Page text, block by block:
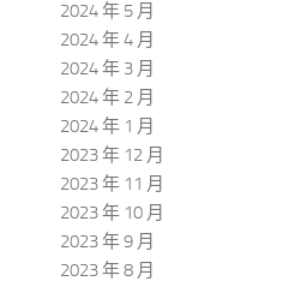
2024 年 5 月
2024 年 4 月
2024 年 3 月
2024 年 2 月
2024 年 1 月
2023 年 12 月
2023 年 11 月
2023 年 10 月
2023 年 9 月
2023 年 8 月